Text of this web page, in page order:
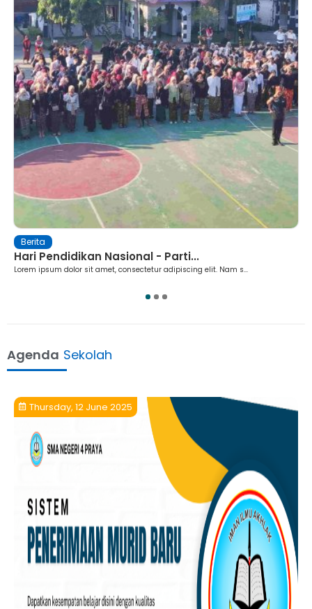
Nasional - Parti...
amet, consectetur adipiscing elit. Nam s... Lorem ipsum dolor sit
Agenda Sekolah
Thursday, 12 June 2025